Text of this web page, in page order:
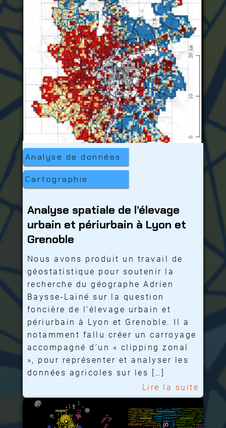
Analyse de données
Cartographie
Analyse spatiale de l’élevage
urbain et périurbain à Lyon et
Grenoble
Nous avons produit un travail de
géostatistique pour soutenir la
recherche du géographe Adrien
Baysse-Lainé sur la question
foncière de l’élevage urbain et
périurbain à Lyon et Grenoble. Il a
notamment fallu créer un carroyage
accompagné d’un « clipping zonal
», pour représenter et analyser les
données agricoles sur les […]
Lire la suite